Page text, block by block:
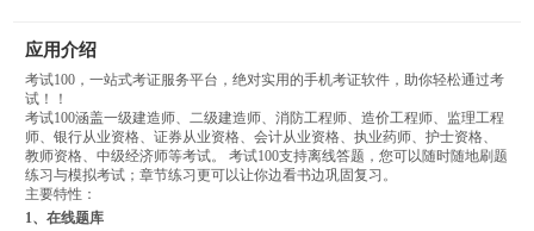
应用介绍
考试100，一站式考证服务平台，绝对实用的手机考证软件，助你轻松通过考
试！！
考试100涵盖一级建造师、二级建造师、消防工程师、造价工程师、监理工程
师、银行从业资格、证券从业资格、会计从业资格、执业药师、护士资格、
教师资格、中级经济师等考试。 考试100支持离线答题，您可以随时随地刷题
练习与模拟考试；章节练习更可以让你边看书边巩固复习。
主要特性：
1、在线题库